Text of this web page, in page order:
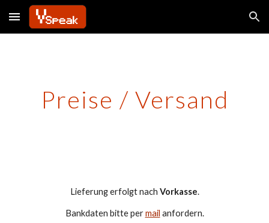
Skip to main content Skip to navigation
Preise / Versand
Lieferung erfolgt nach Vorkasse.
Bankdaten bitte permail anfordern.